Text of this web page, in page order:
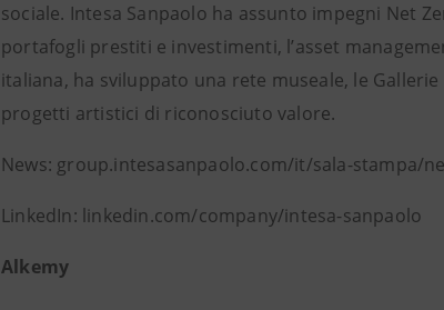
sociale. Intesa Sanpaolo ha assunto impegni Net
portafogli prestiti e investimenti, l’asset
italiana, ha sviluppato una rete museale, le
progetti artistici di riconosciuto valore.
News: group.intesasanpaolo.com/it/sala-stampa/
LinkedIn: linkedin.com/company/intesa-sanpaolo
Alkemy